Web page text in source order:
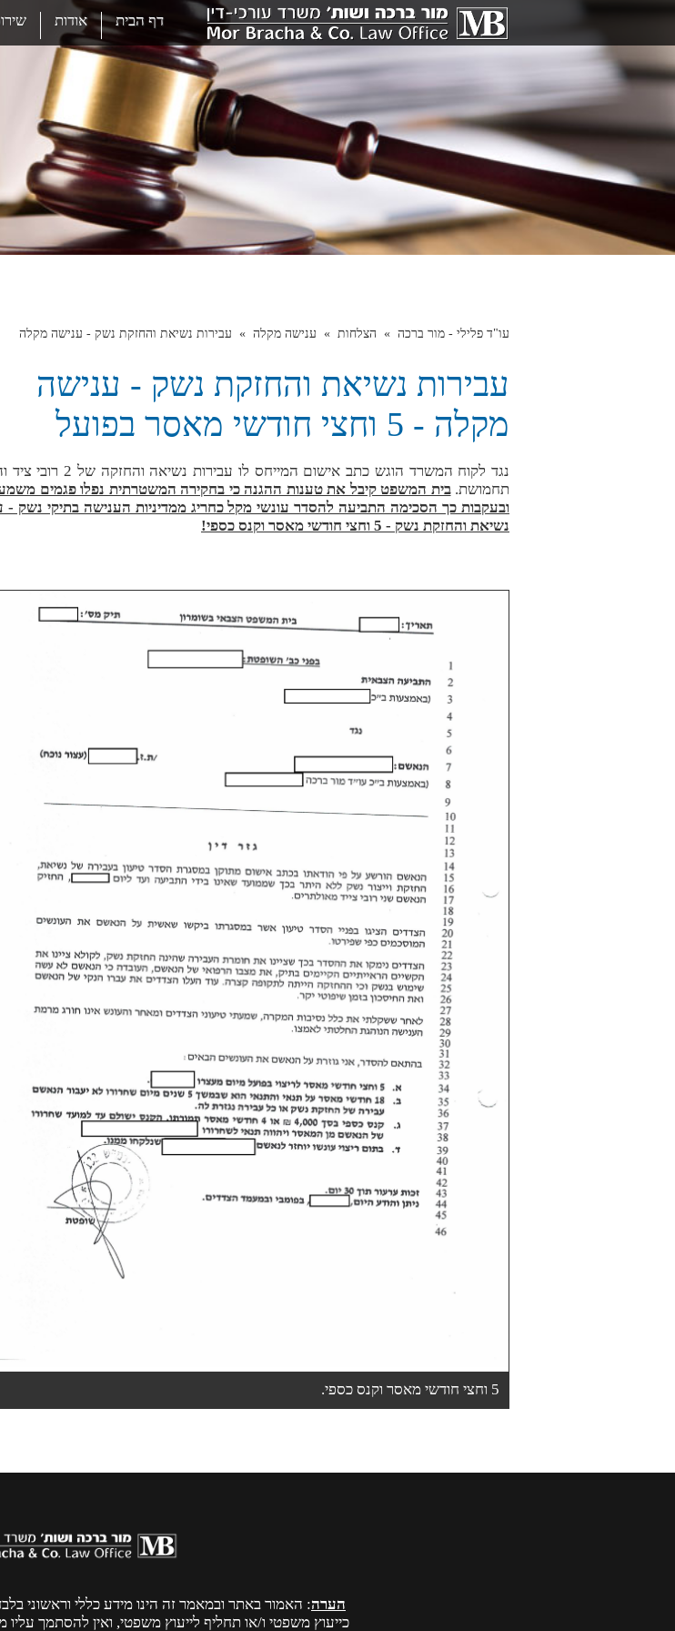
דף הבית אודות
עו"ד פלילי - מור ברכה הצלחות ענישה מקלה עבירות נשיאת והחזקת נשק - ענישה מקלה
עבירות נשיאת והחזקת נשק - ענישה
מקלה - 5 וחצי חודשי מאסר בפועל
נגד לקוח המשרד הוגש כתב אישום המייחס לו עבירות
תחמושת.בית המשפט קיבל את טענות ההגנה כי בחקירה המשטרתית נפלו פגמים
ובעקבות כך הסכימה התביעה להסדר עונשי מקל כחריג ממדיניות הענישה בתיקי נשק -
נשיאת והחזקת נשק - 5 וחצי חודשי מאסר וקנס כספי!
5 וחצי חודשי מאסר וקנס כספי.
הערה: האמור באתר ובמאמר זה הינו מידע כללי וראשוני
כייעוץ משפטי ו/או תחליף לייעוץ משפטי, ואין להסתמך